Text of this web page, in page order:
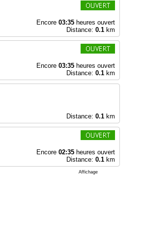
Encore 03:35heures ouvert
Distance: 0.1km
Encore 03:35heures ouvert
Distance: 0.1km
Distance: 0.1km
Encore 02:35heures ouvert
Distance: 0.1km
Affichage